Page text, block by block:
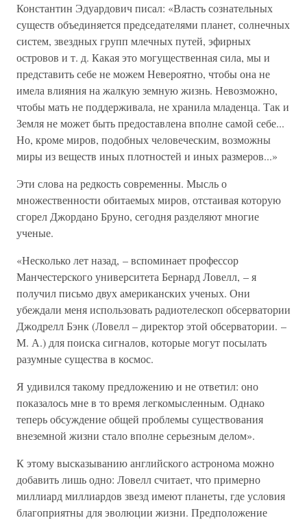
Константин Эдуардович писал: «Власть сознательных
существ объединяется председателями планет, солнечных
систем, звездных групп млечных путей, эфирных
островов и т. д. Какая это могущественная сила, мы и
представить себе не можем Невероятно, чтобы она не
имела влияния на жалкую земную жизнь. Невозможно,
чтобы мать не поддерживала, не хранила младенца. Так и
Земля не может быть предоставлена вполне самой себе...
Но, кроме миров, подобных человеческим, возможны
миры из веществ иных плотностей и иных размеров...»
Эти слова на редкость современны. Мысль о
множественности обитаемых миров, отстаивая которую
сгорел Джордано Бруно, сегодня разделяют многие
ученые.
«Несколько лет назад, – вспоминает профессор
Манчестерского университета Бернард Ловелл, – я
получил письмо двух американских ученых. Они
убеждали меня использовать радиотелескоп обсерватории
Джодрелл Бэнк (Ловелл – директор этой обсерватории. –
М. А.) для поиска сигналов, которые могут посылать
разумные существа в космос.
Я удивился такому предложению и не ответил: оно
показалось мне в то время легкомысленным. Однако
теперь обсуждение общей проблемы существования
внеземной жизни стало вполне серьезным делом».
К этому высказыванию английского астронома можно
добавить лишь одно: Ловелл считает, что примерно
миллиард миллиардов звезд имеют планеты, где условия
благоприятны для эволюции жизни. Предположение